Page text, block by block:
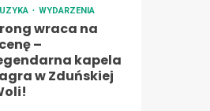
WYDARZENIA
wraca na
–
kapela
w Zduńskiej